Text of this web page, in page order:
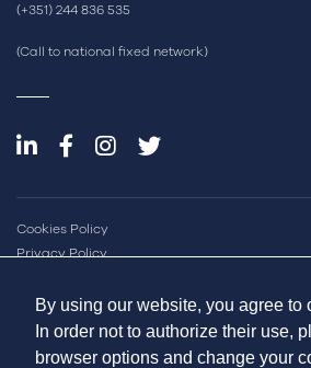
By using our website, you agree to
In order not to authorize their use,
browser options and change your
(+351) 244 836 535
(Call to national fixed network)
Cookies Policy
Privacy Policy
Sustainability Report
Online Dispute Resolution
Complaint Book